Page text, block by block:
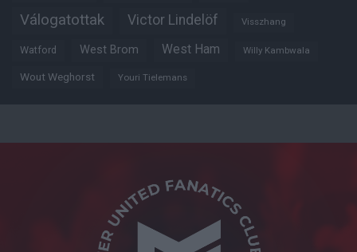
Válogatottak Victor Lindelöf Visszhang
Watford West Brom West Ham Willy Kambwala
Wout Weghorst Youri Tielemans